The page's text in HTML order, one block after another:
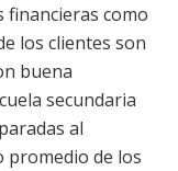
como
los clientes son
buena
secundaria
al
promedio de los